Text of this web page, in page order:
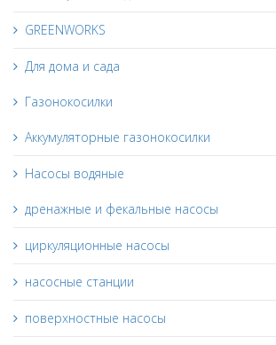
GREENWORKS
Для дома и сада
Газонокосилки
Аккумуляторные газонокосилки
Насосы водяные
дренажные и фекальные насосы
циркуляционные насосы
насосные станции
поверхностные насосы